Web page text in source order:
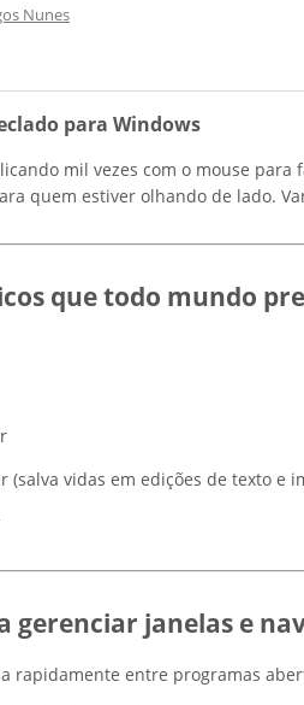
Nunes
para Windows
mil vezes com o mouse
quem estiver olhando de lado.
que todo mundo
(salva vidas em edições de texto e
gerenciar janelas e
rapidamente entre programas